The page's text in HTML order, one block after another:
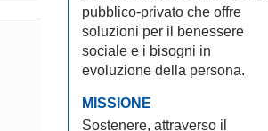
pubblico-privato che offre
soluzioni per il benessere
sociale e i bisogni in
evoluzione della persona.
MISSIONE
Sostenere, attraverso il